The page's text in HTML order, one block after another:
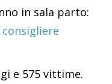
in sala parto:
e 575 vittime.